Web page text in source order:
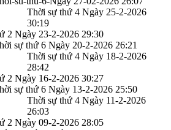
Thời sự thứ 4 Ngày 25-2-2026
30:19
2 Ngày 23-2-2026 29:30
sự thứ 6 Ngày 20-2-2026 26:21
Thời sự thứ 4 Ngày 18-2-2026
28:42
2 Ngày 16-2-2026 30:27
sự thứ 6 Ngày 13-2-2026 25:50
Thời sự thứ 4 Ngày 11-2-2026
26:03
2 Ngày 09-2-2026 28:05